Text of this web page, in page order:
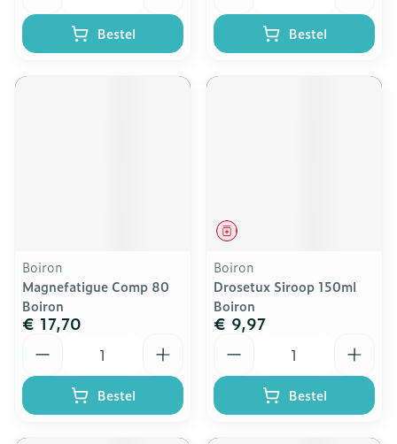
Bestel Bestel
Boiron
Magnefatigue Comp 80
Boiron
€ 17,70
Bestel
Geneesmiddel
Boiron
Drosetux Siroop 150ml
Boiron
€ 9,97
Bestel